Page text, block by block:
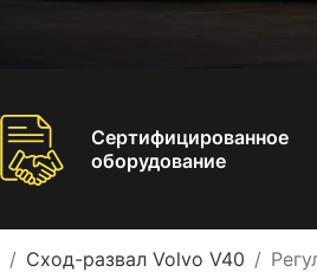
Сертифицированное
оборудование
Сход-развал Volvo V40